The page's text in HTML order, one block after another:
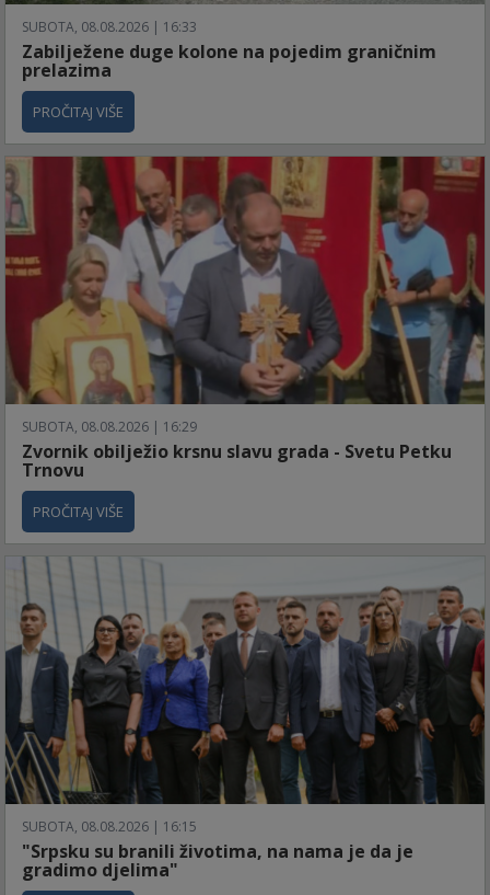
SUBOTA, 08.08.2026 | 16:33
Zabilježene duge kolone na pojedim graničnim
prelazima
PROČITAJ VIŠE
SUBOTA, 08.08.2026 | 16:29
Zvornik obilježio krsnu slavu grada - Svetu Petku
Trnovu
PROČITAJ VIŠE
SUBOTA, 08.08.2026 | 16:15
"Srpsku su branili životima, na nama je da je
gradimo djelima"